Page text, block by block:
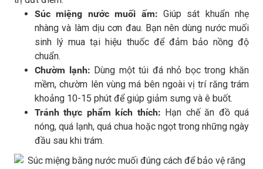
Súc miệng nước muối ấm: Giúp sát khuẩn nhẹ
nhàng và làm dịu cơn đau. Bạn nên dùng nước muối
sinh lý mua tại hiệu thuốc để đảm bảo nồng độ
chuẩn.
Chườm lạnh: Dùng một túi đá nhỏ bọc trong khăn
mềm, chườm lên vùng má bên ngoài vị trí răng trám
khoảng 10-15 phút để giúp giảm sưng và ê buốt.
Tránh thực phẩm kích thích: Hạn chế ăn đồ quá
nóng, quá lạnh, quá chua hoặc ngọt trong những ngày
đầu sau khi trám.